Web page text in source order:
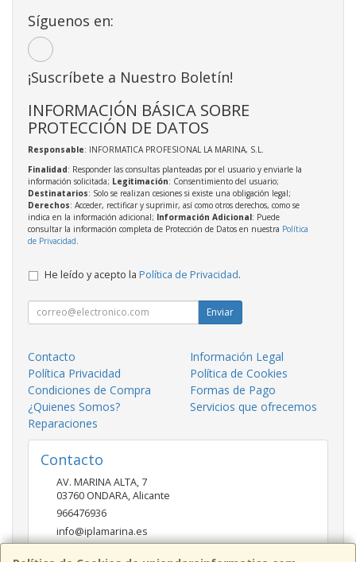
Síguenos en:
¡Suscríbete a Nuestro Boletín!
INFORMACIÓN BÁSICA SOBRE
PROTECCIÓN DE DATOS
Responsable: INFORMATICA PROFESIONAL LA MARINA, S.L.
Finalidad: Responder las consultas planteadas por el usuario y enviarle la
información solicitada; Legitimación: Consentimiento del usuario;
Destinatarios: Solo se realizan cesiones si existe una obligación legal;
Derechos: Acceder, rectificar y suprimir, así como otros derechos, como se
indica en la información adicional; Información Adicional: Puede
consultar la información completa de Protección de Datos en nuestra Política
de Privacidad.
He leído y acepto la Política de Privacidad.
Enviar
Contacto
Información Legal
Política Privacidad
Política de Cookies
Condiciones de Compra
Formas de Pago
¿Quienes Somos?
Servicios que ofrecemos
Reparaciones
Contacto
AV. MARINA ALTA, 7
03760 ONDARA,Alicante
966476936
info@iplamarina.es